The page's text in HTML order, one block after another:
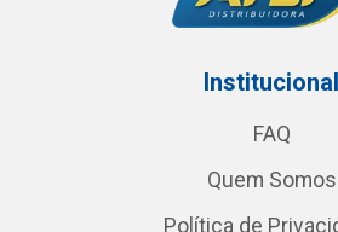
Institucional
FAQ
Quem Somos
Política de